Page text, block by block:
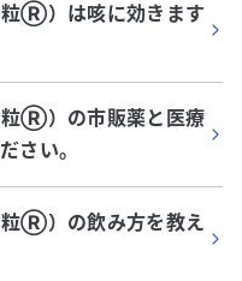
粒Ⓡ️）は咳に効きます
粒Ⓡ️）の市販薬と医療
さい。
粒Ⓡ️）の飲み方を教え